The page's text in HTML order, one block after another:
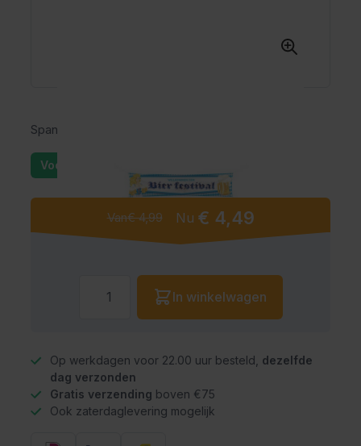
Spandoek Oktoberfest
Voorraad: 25+
Van€ 4,99 Nu € 4,49
In winkelwagen
Op werkdagen voor 22.00 uur besteld, dezelfde
dag verzonden
Gratis verzending boven €75
Ook zaterdaglevering mogelijk